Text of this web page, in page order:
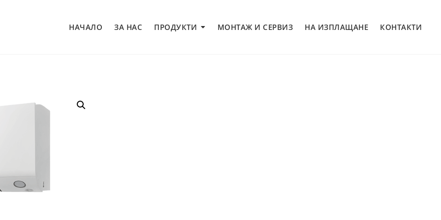
НАЧАЛО ЗА НАС ПРОДУКТИ МОНТАЖ И СЕРВИЗ НА ИЗПЛАЩАНЕ КОНТАКТИ